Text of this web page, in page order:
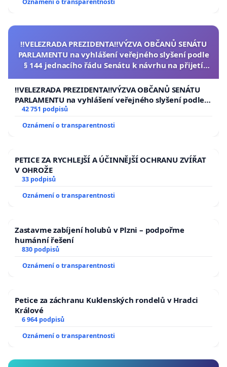
‼️VELEZRADA PREZIDENTA‼️VÝZVA OBČANŮ SENÁTU
PARLAMENTU na vyhlášení veřejného slyšení podle
§ 144 jednacího řádu Senátu k návrhu na přijetí
republiky
‼️VELEZRADA PREZIDENTA‼️VÝZVA OBČANŮ SENÁTU
PARLAMENTU na vyhlášení veřejného slyšení podle §
144 jednacího řádu Senátu k návrhu na přijetí
republiky
42 751 podpisů
Oznámení o transparentnosti
PETICE ZA RYCHLEJŠÍ A ÚČINNĚJŠÍ OCHRANU ZVÍŘAT
V OHROŽE
33 podpisů
Oznámení o transparentnosti
Zastavme zabíjení holubů v Plzni – podpořme
humánní řešení
830 podpisů
Oznámení o transparentnosti
Petice za záchranu Kuklenských rondelů v Hradci
Králové
6 964 podpisů
Oznámení o transparentnosti